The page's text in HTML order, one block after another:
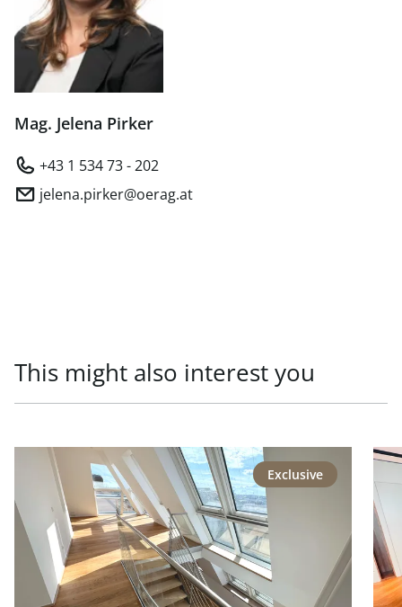
Mag. Jelena Pirker
+43 1 534 73 - 202
jelena.pirker@oerag.at
This might also interest you
link to page Repräsentative Lage - Generalsaniertes
Exclusive
link